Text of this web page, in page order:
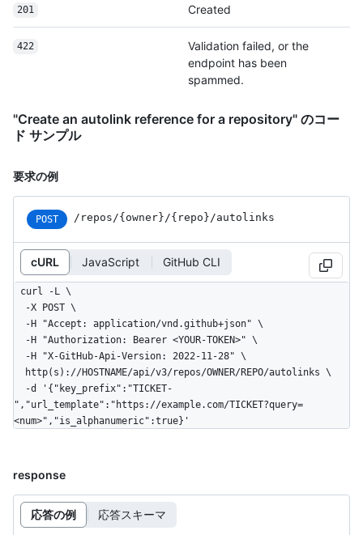
201 Created
422
Validation failed, or the
endpoint has been
spammed.
"Create an autolink reference for a repository" のコー
ド サンプル
要求の例
POST /repos /{owner} /{repo} /autolinks
cURL JavaScript GitHub CLI
curl -L \
","url_template":"https://example.com/TICKET?query=
<num>","is_alphanumeric":true}'
response
応答の例 応答スキーマ